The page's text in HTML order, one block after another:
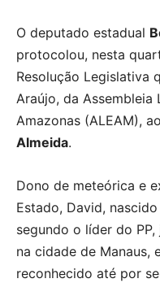
O deputado estadual
protocolou, nesta
Resolução Legislativa
Araújo, da
Amazonas (ALEAM),
Almeida.
Dono de meteórica e
Estado, David,
segundo o líder do
na cidade de Manaus,
reconhecido até por